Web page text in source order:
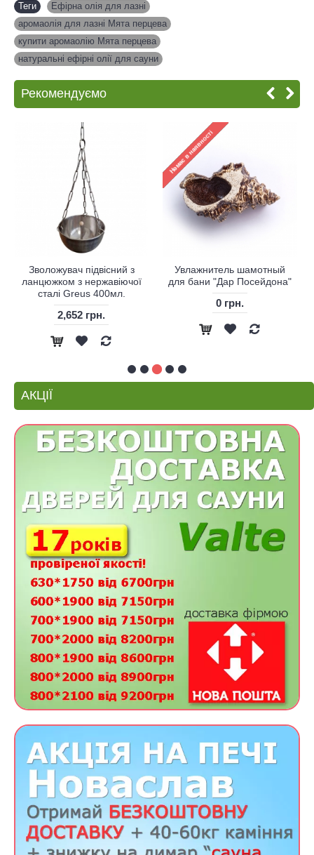
Теги Ефірна олія для лазні
аромаолія для лазні Мята перцева
купити аромаолію Мята перцева
натуральні ефірні олії для сауни
Рекомендуємо
Зволожувач підвісний з
ланцюжком з нержавіючої
сталі Greus 400мл.
2,652 грн.
Увлажнитель шамотный
для бани "Дар Посейдона"
0 грн.
АКЦІЇ